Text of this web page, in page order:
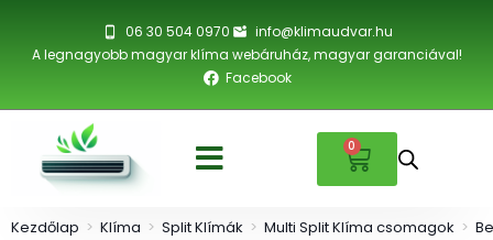
06 30 504 0970
info@klimaudvar.hu
A legnagyobb magyar klíma webáruház, magyar garanciával!
Facebook
0
Kezdőlap > Klíma > Split Klímák > Multi Split Klíma csomagok >